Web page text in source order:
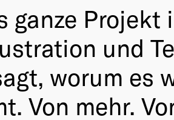
ganze
und
worum es
Von mehr.